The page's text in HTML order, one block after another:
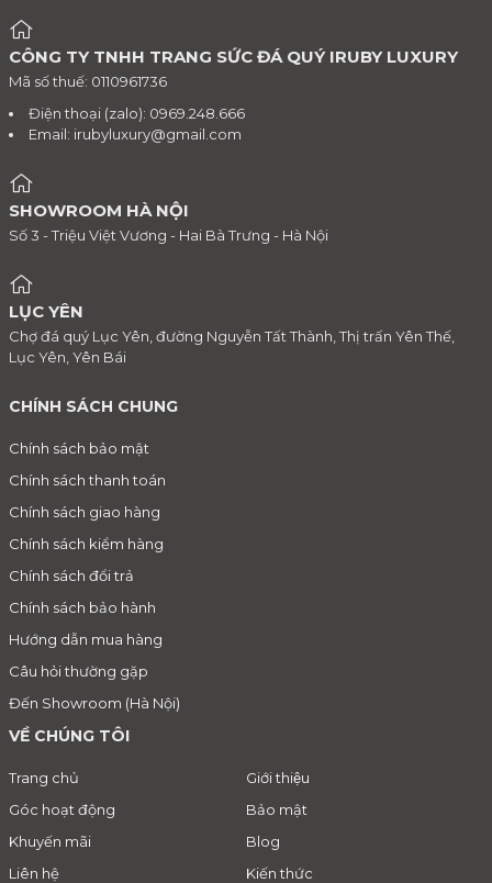
CÔNG TY TNHH TRANG SỨC ĐÁ QUÝ IRUBY LUXURY
Mã số thuế: 0110961736
Điện thoại (zalo): 0969.248.666
Email: irubyluxury@gmail.com
SHOWROOM HÀ NỘI
Số 3 - Triệu Việt Vương - Hai Bà Trưng - Hà Nội
LỤC YÊN
Chợ đá quý Lục Yên, đường Nguyễn Tất Thành, Thị trấn Yên Thế,
Lục Yên, Yên Bái
CHÍNH SÁCH CHUNG
Chính sách bảo mật
Chính sách thanh toán
Chính sách giao hàng
Chính sách kiểm hàng
Chính sách đổi trả
Chính sách bảo hành
Hướng dẫn mua hàng
Câu hỏi thường gặp
Đến Showroom (Hà Nội)
VỀ CHÚNG TÔI
Trang chủ
Giới thiệu
Góc hoạt động
Bảo mật
Khuyến mãi
Blog
Liên hệ
Kiến thức